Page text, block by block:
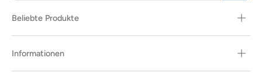
30
Beliebte Produkte
Informationen